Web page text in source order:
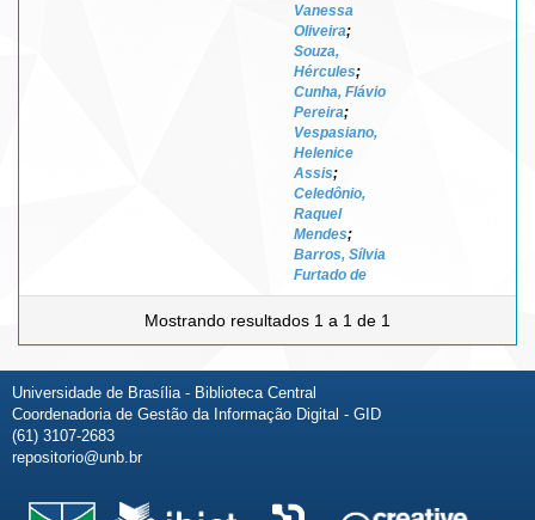
Vanessa
Oliveira;
Souza,
Hércules;
Cunha, Flávio
Pereira;
Vespasiano,
Helenice
Assis;
Celedônio,
Raquel
Mendes;
Barros, Sílvia
Furtado de
Mostrando resultados 1 a 1 de 1
Universidade de Brasília - Biblioteca Central
Coordenadoria de Gestão da Informação Digital - GID
(61) 3107-2683
repositorio@unb.br